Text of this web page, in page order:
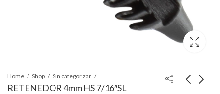
Home Shop Sin categorizar
RETENEDOR 4mm HS 7/16″SL